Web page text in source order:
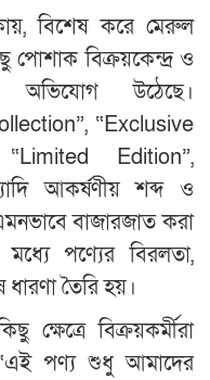
বিশেষ করে মেরুল
পোশাক বিক্রয়কেন্দ্র ও
উঠেছে।
“Exclusive
Edition”,
আকর্ষণীয় শব্দ ও
বাজারজাত করা
মধ্যে পণ্যের বিরলতা,
ধারণা তৈরি হয়।
ক্ষেত্রে বিক্রয়কর্মীরা
“এই পণ্য শুধু আমাদের